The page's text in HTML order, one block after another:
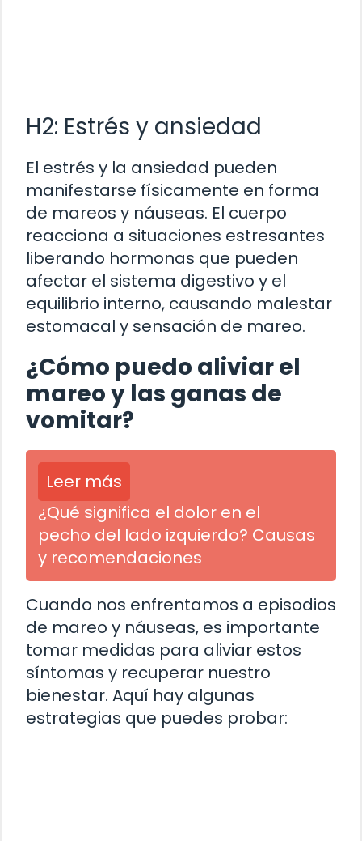
H2: Estrés y ansiedad
El estrés y la ansiedad pueden
manifestarse físicamente en forma
de mareos y náuseas. El cuerpo
reacciona a situaciones estresantes
liberando hormonas que pueden
afectar el sistema digestivo y el
equilibrio interno, causando malestar
estomacal y sensación de mareo.
¿Cómo puedo aliviar el
mareo y las ganas de
vomitar?
Leer más
¿Qué significa el dolor en el
pecho del lado izquierdo? Causas
y recomendaciones
Cuando nos enfrentamos a episodios
de mareo y náuseas, es importante
tomar medidas para aliviar estos
síntomas y recuperar nuestro
bienestar. Aquí hay algunas
estrategias que puedes probar: